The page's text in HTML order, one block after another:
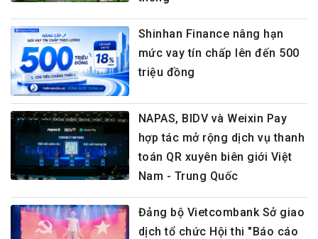
Shinhan Finance nâng hạn
mức vay tín chấp lên đến 500
triệu đồng
NAPAS, BIDV và Weixin Pay
hợp tác mở rộng dịch vụ thanh
toán QR xuyên biên giới Việt
Nam - Trung Quốc
Đảng bộ Vietcombank Sở giao
dịch tổ chức Hội thi "Báo cáo